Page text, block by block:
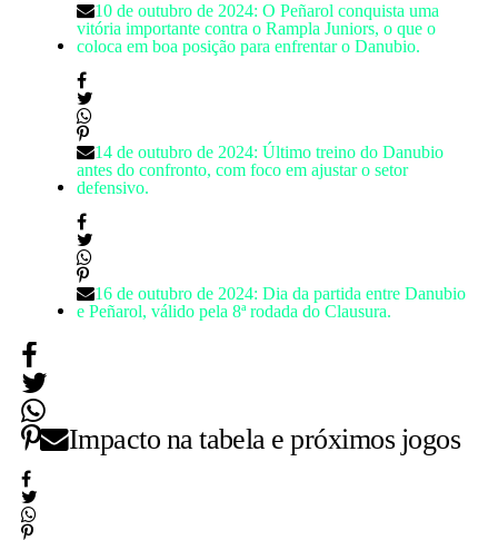
10 de outubro de 2024: O Peñarol conquista uma
vitória importante contra o Rampla Juniors, o que o
coloca em boa posição para enfrentar o Danubio.
14 de outubro de 2024: Último treino do Danubio
antes do confronto, com foco em ajustar o setor
defensivo.
16 de outubro de 2024: Dia da partida entre Danubio
e Peñarol, válido pela 8ª rodada do Clausura.
Impacto na tabela e próximos jogos